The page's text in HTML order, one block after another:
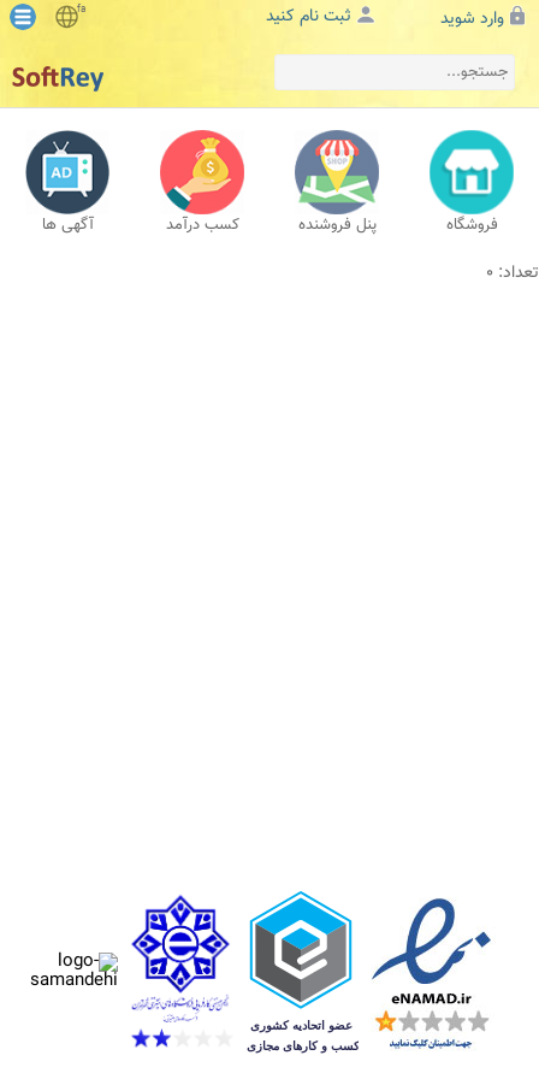
وارد شوید ثبت نام کنید fa
فروشگاه پنل فروشنده کسب درآمد آگهی ها
تعداد: 0